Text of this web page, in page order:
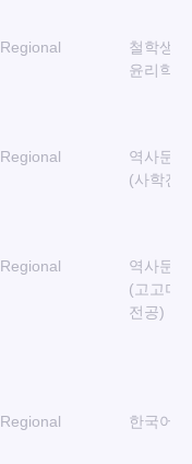
Через
университет
Regional
철학생
윤리학과
Regional
역사문
(사학전
Regional
역사문
(고고미
전공)
Regional 한국어